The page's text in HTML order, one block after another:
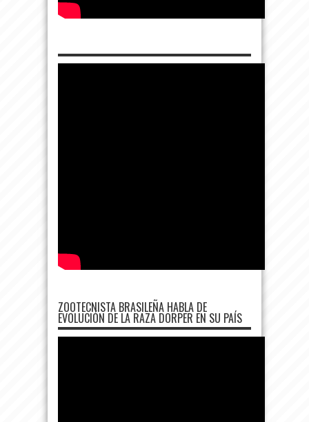
ZOOTECNISTA BRASILEÑA HABLA DE
EVOLUCIÓN DE LA RAZA DORPER EN SU PAÍS